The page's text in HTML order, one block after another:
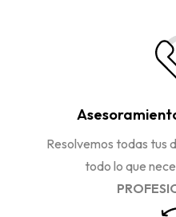
Resolvemos todas tus
todo lo que